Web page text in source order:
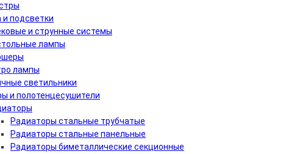
и подсветки
и струнные системы
лампы
лампы
светильники
и полотенцесушители
Радиаторы стальные трубчатые
Радиаторы стальные панельные
Радиаторы биметаллические секционные